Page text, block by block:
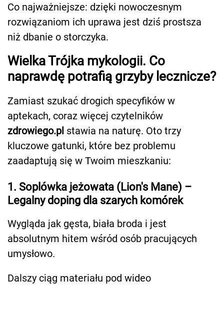
Co najważniejsze: dzięki nowoczesnym
rozwiązaniom ich uprawa jest dziś prostsza
niż dbanie o storczyka.
Wielka Trójka mykologii. Co
naprawdę potrafią grzyby lecznicze?
Zamiast szukać drogich specyfików w
aptekach, coraz więcej czytelników
zdrowiego.pl stawia na naturę. Oto trzy
kluczowe gatunki, które bez problemu
zaadaptują się w Twoim mieszkaniu:
1. Soplówka jeżowata (Lion's Mane) –
Legalny doping dla szarych komórek
Wygląda jak gęsta, biała broda i jest
absolutnym hitem wśród osób pracujących
umysłowo.
Dalszy ciąg materiału pod wideo